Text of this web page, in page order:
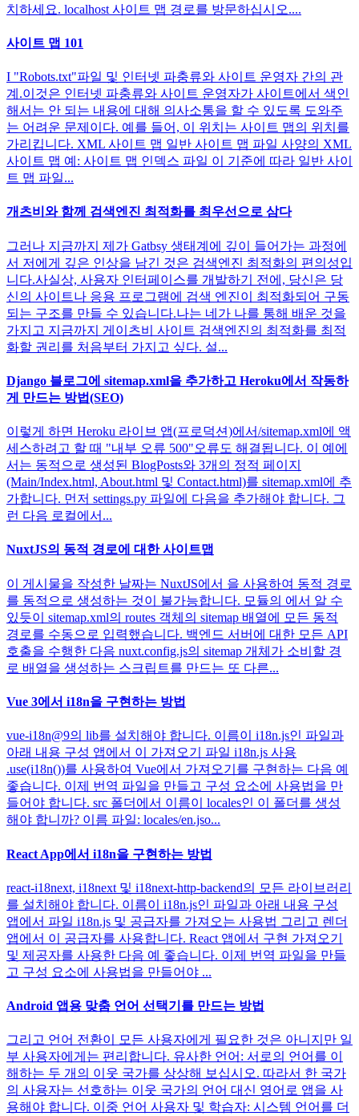
치하세요. localhost 사이트 맵 경로를 방문하십시오....
사이트 맵 101
I "Robots.txt"파일 및 인터넷 파충류와 사이트 운영자 간의 관
계.이것은 인터넷 파충류와 사이트 운영자가 사이트에서 색인
해서는 안 되는 내용에 대해 의사소통을 할 수 있도록 도와주
는 어려운 문제이다. 예를 들어, 이 위치는 사이트 맵의 위치를
가리킵니다. XML 사이트 맵 일반 사이트 맵 파일 사양의 XML
사이트 맵 예: 사이트 맵 인덱스 파일 이 기준에 따라 일반 사이
트 맵 파일...
개츠비와 함께 검색엔진 최적화를 최우선으로 삼다
그러나 지금까지 제가 Gatbsy 생태계에 깊이 들어가는 과정에
서 저에게 깊은 인상을 남긴 것은 검색엔진 최적화의 편의성입
니다.사실상, 사용자 인터페이스를 개발하기 전에, 당신은 당
신의 사이트나 응용 프로그램에 검색 엔진이 최적화되어 구동
되는 구조를 만들 수 있습니다.나는 네가 나를 통해 배운 것을
가지고 지금까지 게이츠비 사이트 검색엔진의 최적화를 최적
화할 권리를 처음부터 가지고 싶다. 설...
Django 블로그에 sitemap.xml을 추가하고 Heroku에서 작동하
게 만드는 방법(SEO)
이렇게 하면 Heroku 라이브 앱(프로덕션)에서/sitemap.xml에 액
세스하려고 할 때 "내부 오류 500"오류도 해결됩니다. 이 예에
서는 동적으로 생성된 BlogPosts와 3개의 정적 페이지
(Main/Index.html, About.html 및 Contact.html)를 sitemap.xml에 추
가합니다. 먼저 settings.py 파일에 다음을 추가해야 합니다. 그
런 다음 로컬에서...
NuxtJS의 동적 경로에 대한 사이트맵
이 게시물을 작성한 날짜는 NuxtJS에서 을 사용하여 동적 경로
를 동적으로 생성하는 것이 불가능합니다. 모듈의 에서 알 수
있듯이 sitemap.xml의 routes 객체의 sitemap 배열에 모든 동적
경로를 수동으로 입력했습니다. 백엔드 서버에 대한 모든 API
호출을 수행한 다음 nuxt.config.js의 sitemap 개체가 소비할 경
로 배열을 생성하는 스크립트를 만드는 또 다른...
Vue 3에서 i18n을 구현하는 방법
vue-i18n@9의 lib를 설치해야 합니다. 이름이 i18n.js인 파일과
아래 내용 구성 앱에서 이 가져오기 파일 i18n.js 사용
.use(i18n())를 사용하여 Vue에서 가져오기를 구현하는 다음 예
좋습니다. 이제 번역 파일을 만들고 구성 요소에 사용법을 만
들어야 합니다. src 폴더에서 이름이 locales인 이 폴더를 생성
해야 합니까? 이름 파일: locales/en.jso...
React App에서 i18n을 구현하는 방법
react-i18next, i18next 및 i18next-http-backend의 모든 라이브러리
를 설치해야 합니다. 이름이 i18n.js인 파일과 아래 내용 구성
앱에서 파일 i18n.js 및 공급자를 가져오는 사용법 그리고 렌더
앱에서 이 공급자를 사용합니다. React 앱에서 구현 가져오기
및 제공자를 사용한 다음 예 좋습니다. 이제 번역 파일을 만들
고 구성 요소에 사용법을 만들어야 ...
Android 앱용 맞춤 언어 선택기를 만드는 방법
그리고 언어 전환이 모든 사용자에게 필요한 것은 아니지만 일
부 사용자에게는 편리합니다. 유사한 언어: 서로의 언어를 이
해하는 두 개의 이웃 국가를 상상해 보십시오. 따라서 한 국가
의 사용자는 선호하는 이웃 국가의 언어 대신 영어로 앱을 사
용해야 합니다. 이중 언어 사용자 및 학습자: 시스템 언어를 더